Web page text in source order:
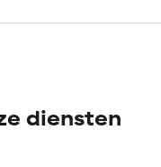
ernaar nog niet
ernaar nog niet
diensten